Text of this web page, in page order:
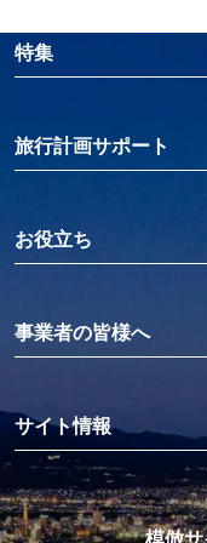
特集
旅行計画サポート
お役立ち
事業者の皆様へ
サイト情報